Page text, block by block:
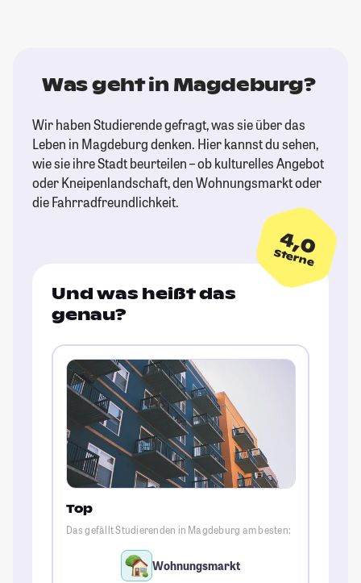
Was geht in Magdeburg?
Wir haben Studierende gefragt, was sie über das
Leben in Magdeburg denken. Hier kannst du sehen,
wie sie ihre Stadt beurteilen – ob kulturelles Angebot
oder Kneipenlandschaft, den Wohnungsmarkt oder
die Fahrradfreundlichkeit.
4,0
Sterne
Und was heißt das
genau?
Top
Das gefällt Studierenden in Magdeburg am besten:
Wohnungsmarkt